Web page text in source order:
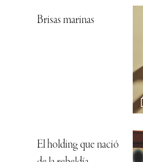
Brisas marinas
El holding que nació